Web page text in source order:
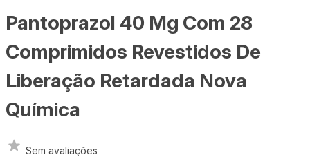
Pantoprazol 40 Mg Com 28
Comprimidos Revestidos De
Liberação Retardada Nova
Química
Sem avaliações